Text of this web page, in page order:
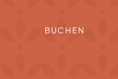
BUCHEN